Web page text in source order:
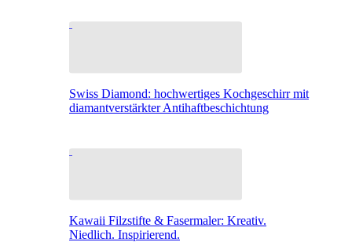
Swiss Diamond: hochwertiges Kochgeschirr mit
diamantverstärkter Antihaftbeschichtung
Kawaii Filzstifte & Fasermaler: Kreativ.
Niedlich. Inspirierend.